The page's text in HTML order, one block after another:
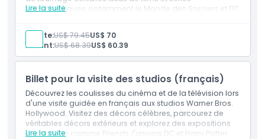
Exclus
Heures d'ouverture
À savoir
Emplacement
emblématiques, notamment le Monde des Sorciers et DC
Lire la suite
Inclus
1 billet pour la visite des studios Warner Bros. à
Hollywood
Guide hispanophone
Visite guidée de 1 heure
Visite autonome de Stage 48 : Du scénario à l'écran
d'une durée d'environ 1.5 heures
Adulte:US$ 79.45US$ 70
Enfant:US$ 68.39US$ 60.39
Billet pour la visite des studios (français)
Découvrez les coulisses du cinéma et de la télévision lors
d'une visite guidée en français aux studios Warner Bros.
Hollywood. Visitez des décors célèbres, parcourez de
véritables décors extérieurs et explorez des expositions
interactives comme Friends, l'univers DC et Harry Potter.
Lire la suite